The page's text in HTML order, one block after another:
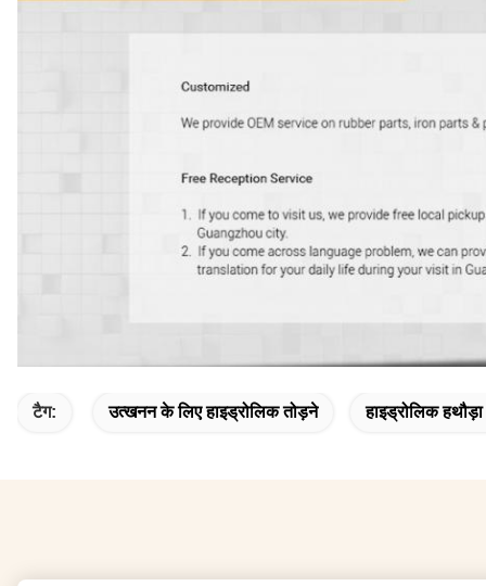
टैग: उत्खनन के लिए हाइड्रोलिक तोड़ने हाइड्रोलिक हथौड़ा